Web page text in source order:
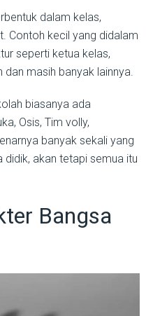
dalam kelas,
Contoh kecil yang didalam
seperti ketua kelas,
dan masih banyak lainnya.
biasanya ada
Osis, Tim volly,
banyak sekali yang
akan tetapi semua itu
Bangsa